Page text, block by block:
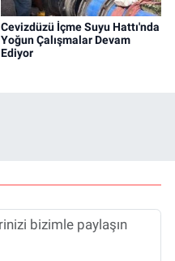
Cevizdüzü İçme Suyu Hattı'nda
Yoğun Çalışmalar Devam
Ediyor